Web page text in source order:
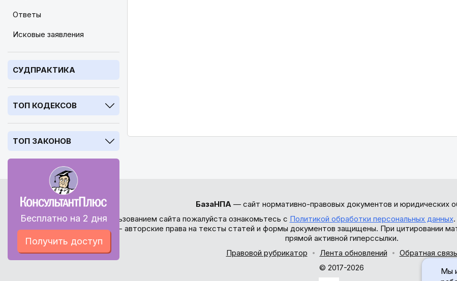
Ответы
Исковые заявления
СУДПРАКТИКА
ТОП КОДЕКСОВ
ТОП ЗАКОНОВ
Бесплатно на 2 дня
Получить доступ
БазаНПА— сайт нормативно-правовых документов и юридических
Перед использованием сайта пожалуйста ознакомьтесь с Политикой обработки персональных данных.
внимание - авторские права на тексты статей и формы документов защищены. При цитировании
прямой активной гиперссылки.
Правовой рубрикатор
Лента обновлений
Обратная связь
© 2017-2026
Мы